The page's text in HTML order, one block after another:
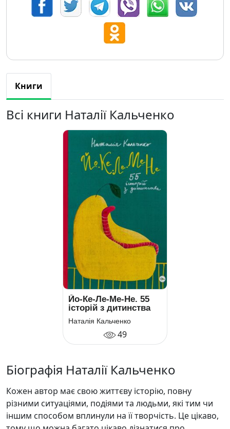
Книги
Всі книги Наталії Кальченко
Йо-Ке-Ле-Ме-Не. 55
історій з дитинства
Наталія Кальченко
49
Біографія Наталії Кальченко
Кожен автор має свою життєву історію, повну
різними ситуаціями, подіями та людьми, які тим чи
іншим способом вплинули на її творчість. Це цікаво,